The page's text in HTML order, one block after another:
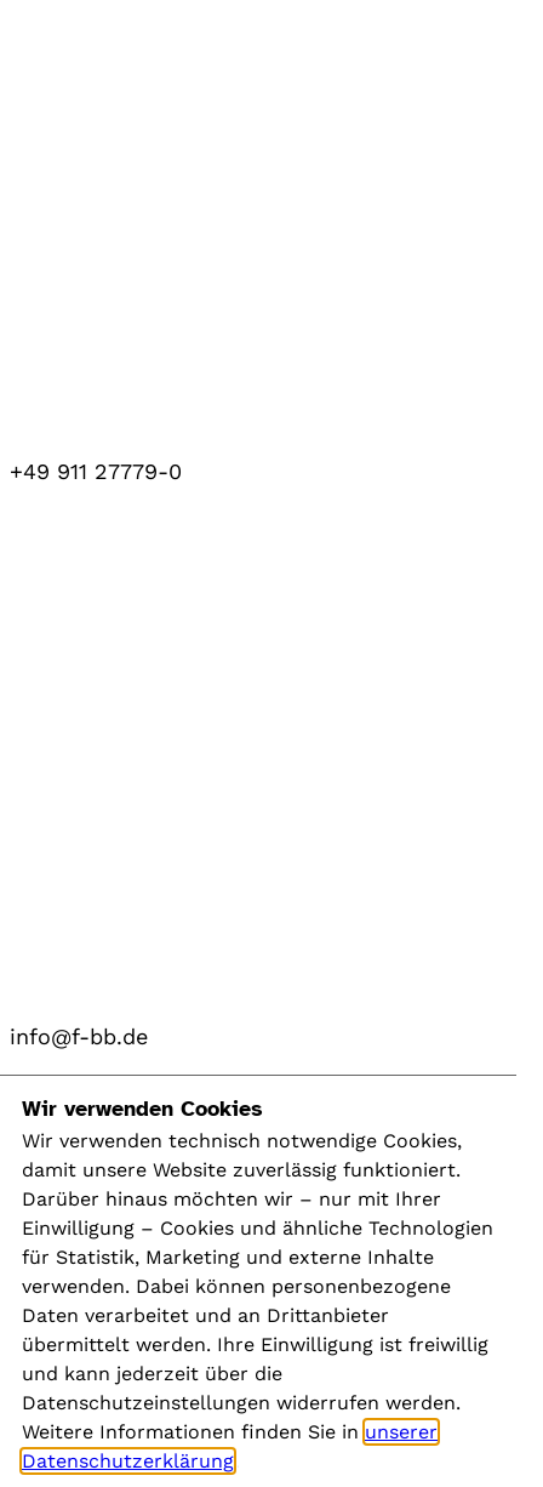
+49 911 27779-0
info@f-bb.de
Navigation
Kontakt
Presse
Aktuelles
Karriere
Newsletter
Social Media
Wir verwenden Cookies
Wir verwenden technisch notwendige Cookies,
damit unsere Website zuverlässig funktioniert.
Darüber hinaus möchten wir – nur mit Ihrer
Einwilligung – Cookies und ähnliche Technologien
für Statistik, Marketing und externe Inhalte
verwenden. Dabei können personenbezogene
Daten verarbeitet und an Drittanbieter
übermittelt werden. Ihre Einwilligung ist freiwillig
und kann jederzeit über die
Datenschutzeinstellungen widerrufen werden.
Weitere Informationen finden Sie in unserer
Datenschutzerklärung